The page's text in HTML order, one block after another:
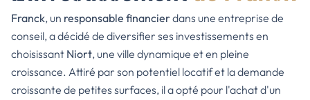
Franck, un responsable financierdans une entreprise de
conseil, a décidé de diversifier ses investissements en
choisissant Niort, une ville dynamique et en pleine
croissance. Attiré par son potentiel locatif et la demande
croissante de petites surfaces, il a opté pour l'achat d'un